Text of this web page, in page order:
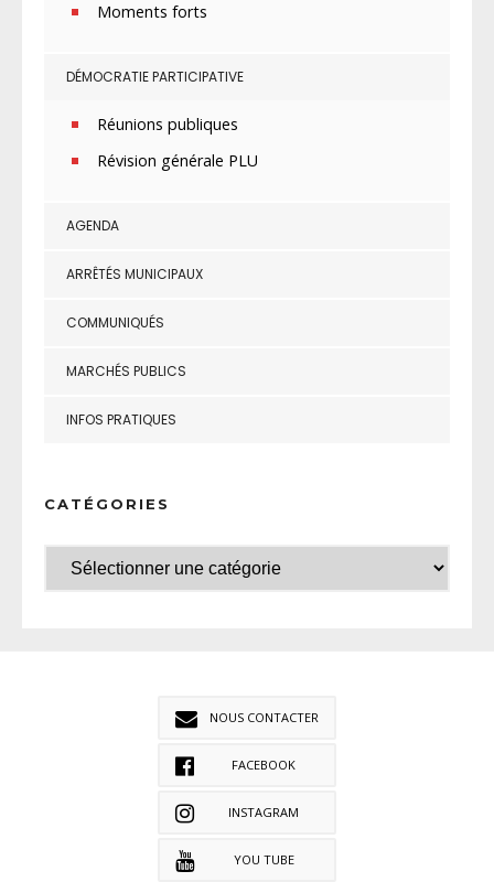
Moments forts
DÉMOCRATIE PARTICIPATIVE
Réunions publiques
Révision générale PLU
AGENDA
ARRÊTÉS MUNICIPAUX
COMMUNIQUÉS
MARCHÉS PUBLICS
INFOS PRATIQUES
CATÉGORIES
NOUS CONTACTER
FACEBOOK
INSTAGRAM
YOU TUBE